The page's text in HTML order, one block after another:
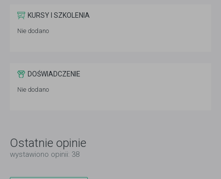
KURSY I SZKOLENIA
Nie dodano
DOŚWIADCZENIE
Nie dodano
Ostatnie opinie
wystawiono opinii: 38